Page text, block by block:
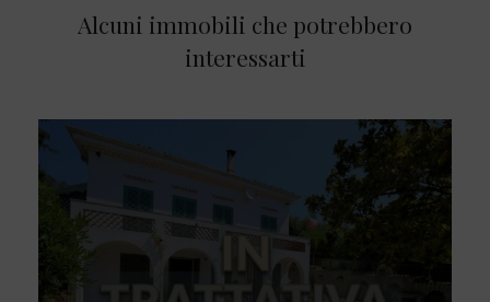
Alcuni immobili che potrebbero
interessarti